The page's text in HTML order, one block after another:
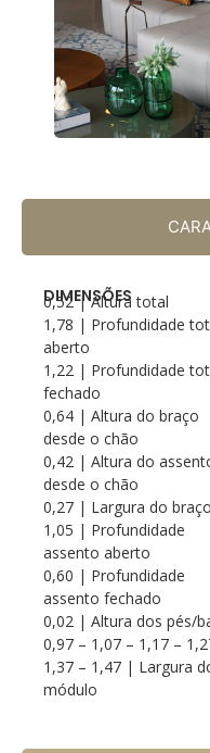
DIMENSÕES
0,52 | Altura total
1,78 | Profundidade
aberto
1,22 | Profundidade
fechado
0,64 | Altura do braço
desde o chão
0,42 | Altura do
desde o chão
0,27 | Largura do braço
1,05 | Profundidade
assento aberto
0,60 | Profundidade
assento fechado
0,02 | Altura dos pés/
0,97 – 1,07 – 1,17 –
1,37 – 1,47 | Largura
módulo